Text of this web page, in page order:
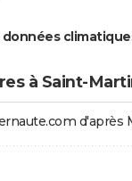
à Saint-
d'après